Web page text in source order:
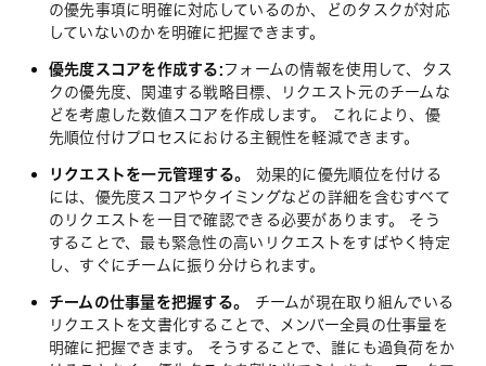
の優先事項に明確に対応しているのか、どのタスクが対応
していないのかを明確に把握できます。
優先度スコアを作成する: フォームの情報を使用して、タス
クの優先度、関連する戦略目標、リクエスト元のチームな
どを考慮した数値スコアを作成します。 これにより、優
先順位付けプロセスにおける主観性を軽減できます。
リクエストを一元管理する。
効果的に優先順位を付ける
には、優先度スコアやタイミングなどの詳細を含むすべて
のリクエストを一目で確認できる必要があります。 そう
することで、最も緊急性の高いリクエストをすばやく特定
し、すぐにチームに振り分けられます。
チームの仕事量を把握する。
チームが現在取り組んでいる
リクエストを文書化することで、メンバー全員の仕事量を
明確に把握できます。 そうすることで、誰にも過負荷をか